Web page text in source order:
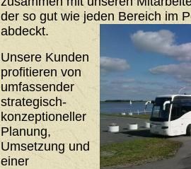
der so gut wie jeden Bereich im
abdeckt.
Unsere Kunden
profitieren von
umfassender
strategisch-
konzeptioneller
Planung,
Umsetzung und
einer